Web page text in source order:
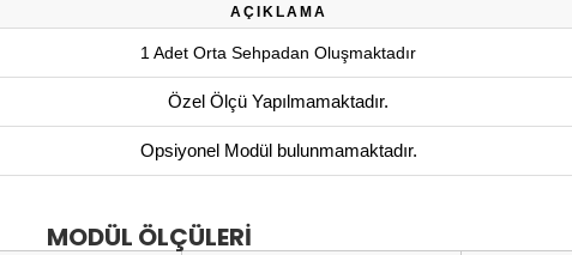
AÇIKLAMA
1 Adet Orta Sehpadan Oluşmaktadır
Özel Ölçü Yapılmamaktadır.
Opsiyonel Modül bulunmamaktadır.
MODÜL ÖLÇÜLERİ